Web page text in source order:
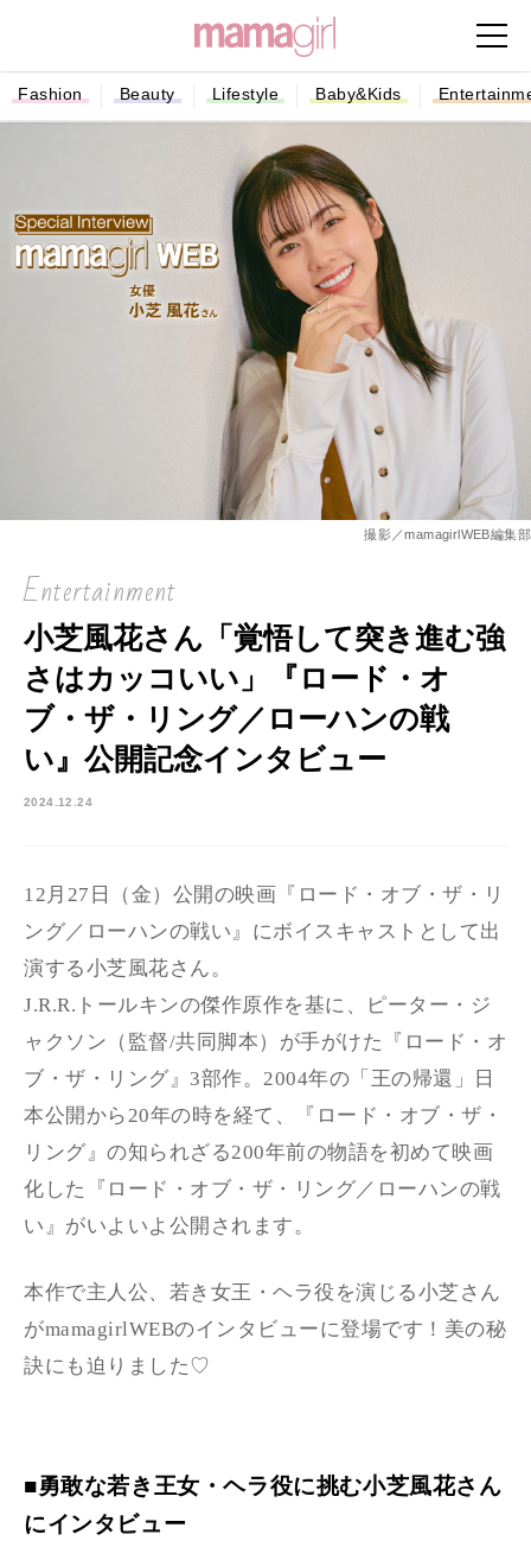
Fashion Beauty Lifestyle Baby&Kids
撮影／mamagirlWEB編集部
Entertainment
小芝風花さん「覚悟して突き進む強
さはカッコいい」『ロード・オ
ブ・ザ・リング／ローハンの戦
い』公開記念インタビュー
2024.12.24
12月27日（金）公開の映画『ロード・オブ・ザ・リ
ング／ローハンの戦い』にボイスキャストとして出
演する小芝風花さん。
J.R.R.トールキンの傑作原作を基に、ピーター・ジ
ャクソン（監督/共同脚本）が手がけた『ロード・オ
ブ・ザ・リング』3部作。2004年の「王の帰還」日
本公開から20年の時を経て、『ロード・オブ・ザ・
リング』の知られざる200年前の物語を初めて映画
化した『ロード・オブ・ザ・リング／ローハンの戦
い』がいよいよ公開されます。
本作で主人公、若き女王・ヘラ役を演じる小芝さん
がmamagirlWEBのインタビューに登場です！美の秘
訣にも迫りました♡
■勇敢な若き王女・ヘラ役に挑む小芝風花さん
にインタビュー